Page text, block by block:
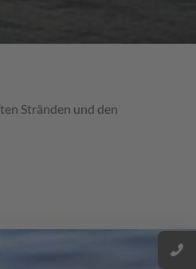
Stränden und den